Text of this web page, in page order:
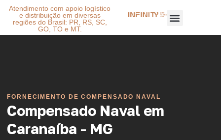
Atendimento com apoio logístico
e distribuição em diversas
regiões do Brasil: PR, RS, SC,
GO, TO e MT.
FORNECIMENTO DE COMPENSADO NAVAL
Compensado Naval em
Caranaíba - MG